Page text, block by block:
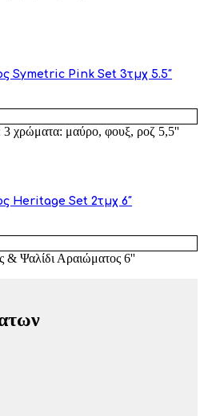
Symetric Pink Set 3τμχ 5.5″
3 χρώματα: μαύρο, φουξ, ροζ 5,5''
Heritage Set 2τμχ 6″
& Ψαλίδι Αραιώματος 6''